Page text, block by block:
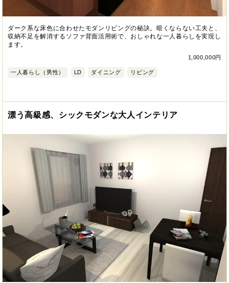
ダーク系な床色に合わせたモダンリビングの秘訣。暗くならない工夫と、
収納不足を解消するソファ背面活用術で、おしゃれな一人暮らしを実現し
ます。
1,000,000円
一人暮らし（男性） LD ダイニング リビング
漂う高級感、シックモダンな大人インテリア